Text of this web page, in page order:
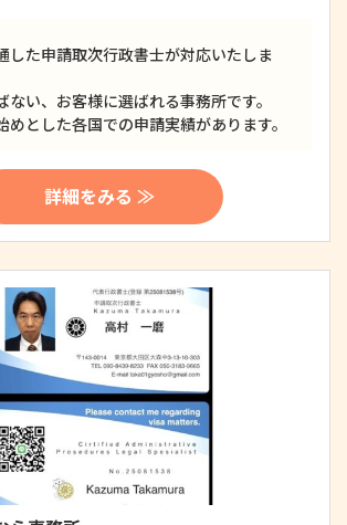
した申請取次行政書士が対応いたしま
ない、お客様に選ばれる事務所です。
めとした各国での申請実績があります。
詳細をみる ≫